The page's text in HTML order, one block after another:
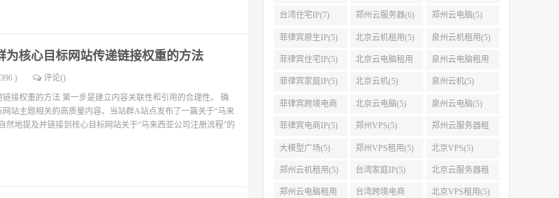
为核心目标网站传递链接权重的方法
) 评论()
接权重的方法 第一步是建立内容关联性和引用的合理性。 确
站主题相关的高质量内容。当站群A站点发布了一篇关于“马来
然地提及并链接到核心目标网站关于“马来西亚公司注册流程”的
台湾住宅IP(7) 郑州云服务器(6) 郑州云电脑(5)
菲律宾原生IP(5) 北京云机租用(5) 泉州云机租用(5)
菲律宾住宅IP(5) 北京云电脑租用
(5)
泉州云电脑租用
(5)
菲律宾家庭IP(5) 北京云机(5) 泉州云机(5)
菲律宾跨境电商
IP(5)
北京云电脑(5) 泉州云电脑(5)
菲律宾电商IP(5) 郑州VPS(5) 郑州云服务器租
用(5)
大模型广场(5) 郑州VPS租用(5) 北京VPS(5)
郑州云机租用(5) 台湾家庭IP(5) 北京云服务器租
用(5)
郑州云电脑租用 台湾跨境电商 北京VPS租用(5)